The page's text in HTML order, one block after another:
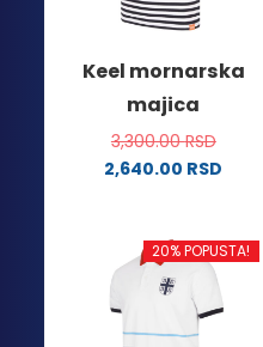
izabrane
stranici
proizvoda.
Keel mornarska
majica
3,300.00RSD
2,640.00 RSD
ima
više
varijanti.
Opcije
20% POPUSTA!